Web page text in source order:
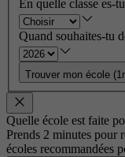
En quelle classe es-
Quand souhaites-tu
Trouver mon école
Quelle école est faite
Prends 2 minutes pour
écoles recommandées